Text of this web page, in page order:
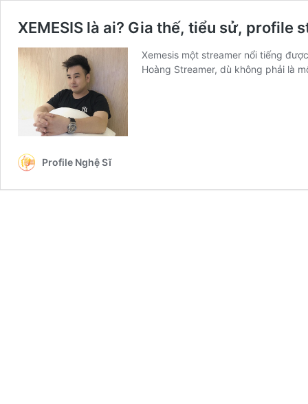
XEMESIS là ai? Gia thế, tiểu sử, profile
Xemesis một streamer nổi tiếng
Hoàng Streamer, dù không phải là
Profile Nghệ Sĩ